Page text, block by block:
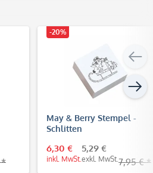
*
-20%
May & Berry Stempel -
Schlitten
6,30 €
inkl. MwSt.
5,29 €
exkl. MwSt. 7,95 € *